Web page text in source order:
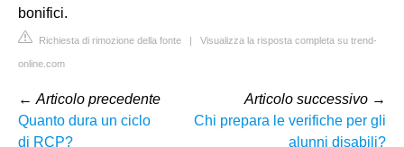
bonifici.
Richiesta di rimozione della fonte | Visualizza la risposta completa su trend-
online.com
← Articolo precedente
Quanto dura un ciclo
di RCP?
Articolo successivo →
Chi prepara le verifiche per gli
alunni disabili?